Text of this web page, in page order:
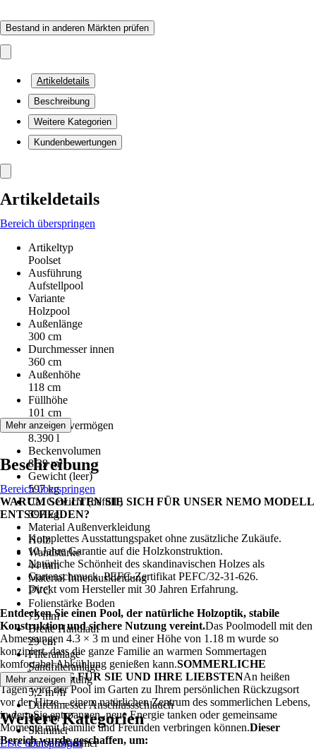
Bestand in anderen Märkten prüfen
Artikeldetails
Beschreibung
Weitere Kategorien
Kundenbewertungen
Artikeldetails
Bereich überspringen
Artikeltyp
Poolset
Ausführung
Aufstellpool
Variante
Holzpool
Außenlänge
300 cm
Durchmesser innen
360 cm
Außenhöhe
118 cm
Füllhöhe
101 cm
Fassungsvermögen
8.390 l
Beckenvolumen
8,39 m³
Gewicht (leer)
597 kg
Ca. Gewicht (befüllt)
597 kg
Material Außenverkleidung
Holz
Wandstärke
44 mm
Material Innenauskleidung
PVC
Folienstärke Boden
75 mm
Breite Handlauf
29 cm
Filteranlage
Sandfilteranlage
Förderleistung
5,2 m³/h
Durchmesser Anschlussschlauch
38 mm
Skimmer
Einbauskimmer
Mehr anzeigen
Beschreibung
Bereich überspringen
WARUM SOLLTEN SIE SICH FÜR UNSER NEMO MODELL
ENTSCHEIDEN?
Komplettes Ausstattungspaket ohne zusätzliche Zukäufe.
10 Jahre Garantie auf die Holzkonstruktion.
Natürliche Schönheit des skandinavischen Holzes als
Gartenschmuck. PEFC-Zertifikat PEFC/32-31-626.
Direkt vom Hersteller mit 30 Jahren Erfahrung.
Entdecken Sie einen Pool, der natürliche Holzoptik, stabile
Konstruktion und sichere Nutzung vereint.Das Poolmodell mit den
Abmessungen 4.3 × 3 m und einer Höhe von 1.18 m wurde so
konzipiert, dass die ganze Familie an warmen Sommertagen
komfortabel Abkühlung genießen kann.SOMMERLICHE
ABKÜHLUNG FÜR SIE UND IHRE LIEBSTENAn heißen
Tagen wird der Pool im Garten zu Ihrem persönlichen Rückzugsort
vor der Hitze – einem natürlichen Zentrum des sommerlichen Lebens,
in dem Sie entspannen, neue Energie tanken oder gemeinsame
Momente mit Familie und Freunden verbringen können.Dieser
Bereich wurde geschaffen, um:
Mehr anzeigen
Weitere Kategorien
Liste überspringen